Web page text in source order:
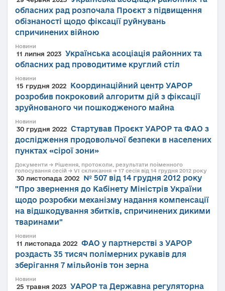
обласних рад розпочала Проєкт з підвищення
обізнаності щодо фіксації руйнувань
спричинених війною
Новини
11 липня 2023 Українська асоціація районних та
обласних рад проводитиме круглий стіл
Новини
15 грудня 2022
Координаційний центр УАРОР
розробив покроковий алгоритм дій з фіксації
зруйнованого чи пошкодженого майна
Новини
30 грудня 2022 Стартував Проєкт УАРОР та ФАО з
дослідження продовольчої безпеки в населених
пунктах «сірої зони»
Документи → Рішення, протоколи, результати поіменного
голосування сесій → VI скликання → 17 сесія від 14 грудня 2012 року
30 листопада 2002
№ 507 від 14 грудня 2012 року
"Про звернення до Кабінету Міністрів України
щодо розробки механізму надання компенсації
на відшкодування збитків, спричинених дикими
тваринами"
Новини
11 листопада 2022 ФАО у партнерстві з УАРОР
роздасть 35 тисяч полімерних рукавів для
зберігання 7 мільйонів тон зерна
Новини
25 травня 2023 УАРОР та Державна регуляторна